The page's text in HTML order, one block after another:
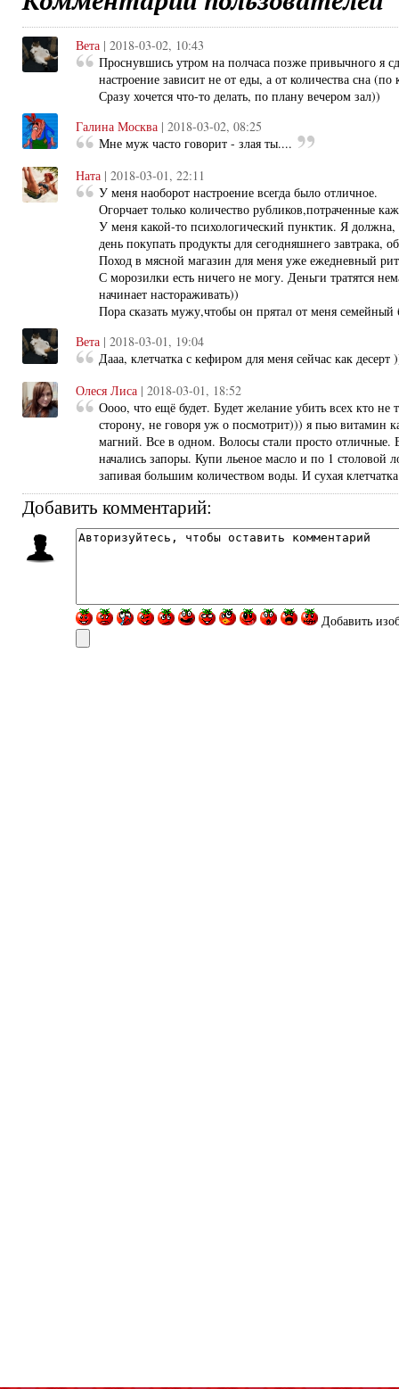
Вета | 2018-03-02, 10:43
Проснувшись утром на полчаса позже привычного я
настроение зависит не от еды, а от количества сна
Сразу хочется что-то делать, по плану вечером зал))
Галина Москва | 2018-03-02, 08:25
Мне муж часто говорит - злая ты....
Ната | 2018-03-01, 22:11
У меня наоборот настроение всегда было отличное.
Огорчает только количество рубликов,потраченные
У меня какой-то психологический пунктик. Я должна,
день покупать продукты для сегодняшнего завтрака,
Поход в мясной магазин для меня уже ежедневный
С морозилки есть ничего не могу. Деньги тратятся
начинает настораживать))
Пора сказать мужу,чтобы он прятал от меня
Вета | 2018-03-01, 19:04
Дааа, клетчатка с кефиром для меня сейчас как десерт
Олеся Лиса | 2018-03-01, 18:52
Оооо, что ещё будет. Будет желание убить всех кто
сторону, не говоря уж о посмотрит))) я пью витамин
магний. Все в одном. Волосы стали просто отличные.
начались запоры. Купи льеное масло и по 1 столовой
запивая большим количеством воды. И сухая
Добавить комментарий:
Добавить